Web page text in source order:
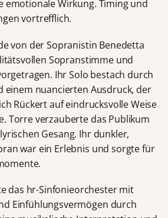
emotionale Wirkung. Timing und
vortrefflich.
von der Sopranistin Benedetta
Sopranstimme und
Ihr Solo bestach durch
einem nuancierten Ausdruck, der
Rückert auf eindrucksvolle Weise
Torre verzauberte das Publikum
Gesang. Ihr dunkler,
war ein Erlebnis und sorgte für
das hr-Sinfonieorchester mit
Einfühlungsvermögen durch